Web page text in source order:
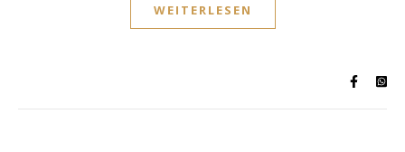
WEITERLESEN